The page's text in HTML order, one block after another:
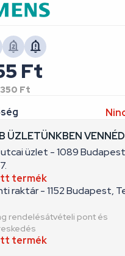
ÜZLETÜNKBEN
üzlet - 1089
termék
raktár - 1152 Budapest,
rendelésátvételi pont és
termék
Ft
350 Ft